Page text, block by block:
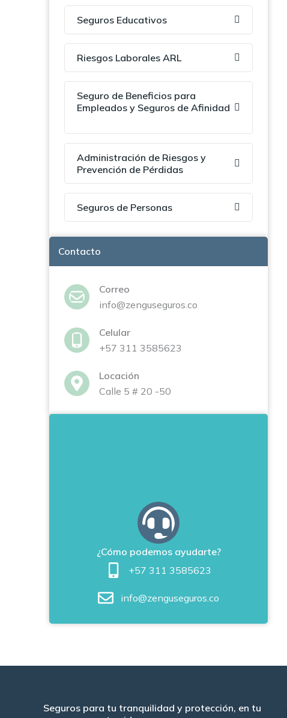
Seguros Educativos
Riesgos Laborales ARL
Seguro de Beneficios para
Empleados y Seguros de Afinidad
Administración de Riesgos y
Prevención de Pérdidas
Seguros de Personas
Contacto
Correo
info@zenguseguros.co
Celular
+57 311 3585623
Locación
Calle 5 # 20 -50
¿Cómo podemos ayudarte?
+57 311 3585623
info@zenguseguros.co
Seguros para tu tranquilidad y protección, en tu